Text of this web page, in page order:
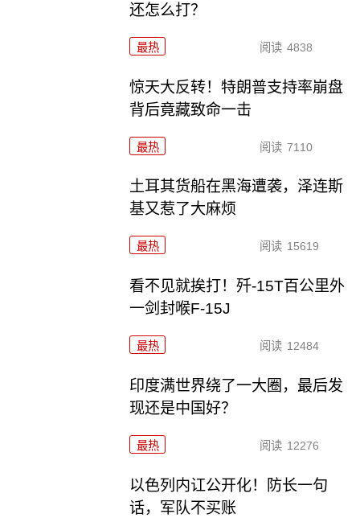
还怎么打？
最热 阅读 4838
惊天大反转！特朗普支持率崩盘
背后竟藏致命一击
最热 阅读 7110
土耳其货船在黑海遭袭，泽连斯
基又惹了大麻烦
最热 阅读 15619
看不见就挨打！歼-15T百公里外
一剑封喉F-15J
最热 阅读 12484
印度满世界绕了一大圈，最后发
现还是中国好？
最热 阅读 12276
以色列内讧公开化！防长一句
话，军队不买账